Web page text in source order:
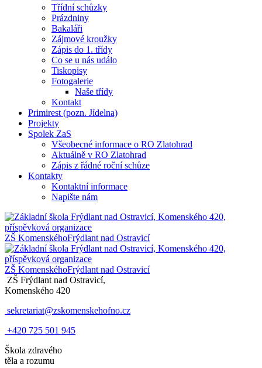
Třídní schůzky
Prázdniny
Bakaláři
Zájmové kroužky
Zápis do 1. třídy
Co se u nás událo
Tiskopisy
Fotogalerie
Naše třídy
Kontakt
Primirest (pozn. Jídelna)
Projekty
Spolek ZaS
Všeobecné informace o RO Zlatohrad
Aktuálně v RO Zlatohrad
Zápis z řádné roční schůze
Kontakty
Kontaktní informace
Napište nám
ZŠ KomenskéhoFrýdlant nad Ostravicí
ZŠ KomenskéhoFrýdlant nad Ostravicí
ZŠ Frýdlant nad Ostravicí,
Komenského 420
sekretariat@zskomenskehofno.cz
+420 725 501 945
Škola zdravého
těla a rozumu